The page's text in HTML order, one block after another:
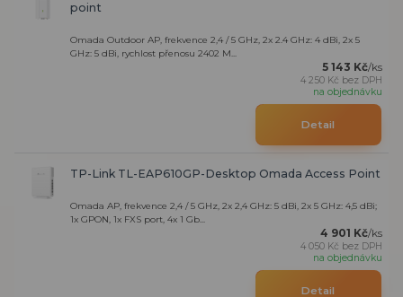
point
Omada Outdoor AP, frekvence 2,4 / 5 GHz, 2x 2.4 GHz: 4 dBi, 2x 5
GHz: 5 dBi, rychlost přenosu 2402 M...
5 143 Kč/ks
4 250 Kč bez DPH
na objednávku
Detail
TP-Link TL-EAP610GP-Desktop Omada Access Point
Omada AP, frekvence 2,4 / 5 GHz, 2x 2,4 GHz: 5 dBi, 2x 5 GHz: 4,5 dBi;
1x GPON, 1x FXS port, 4x 1 Gb...
4 901 Kč/ks
4 050 Kč bez DPH
na objednávku
Detail